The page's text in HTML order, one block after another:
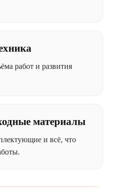
работ и развития
материалы
и всё, что